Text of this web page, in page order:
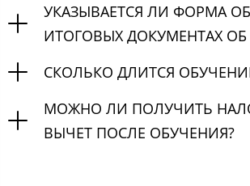
УКАЗЫВАЕТСЯ ЛИ ФОРМА
ИТОГОВЫХ ДОКУМЕНТАХ
СКОЛЬКО ДЛИТСЯ
МОЖНО ЛИ ПОЛУЧИТЬ
ВЫЧЕТ ПОСЛЕ ОБУЧЕНИЯ?